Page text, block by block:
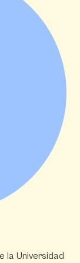
la Universidad